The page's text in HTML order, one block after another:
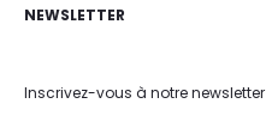
NEWSLETTER
Inscrivez-vous à notre newsletter